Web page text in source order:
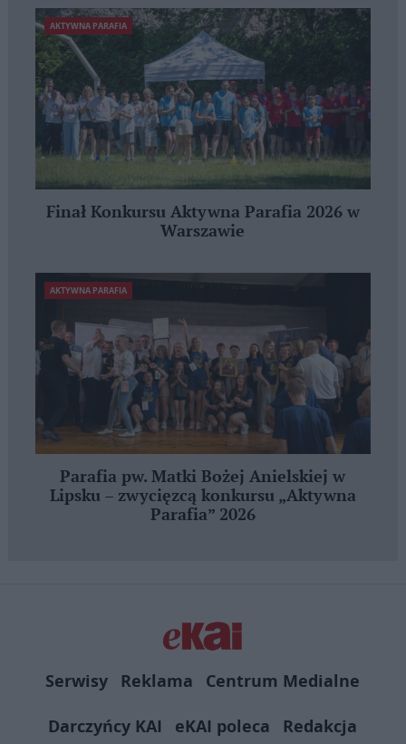
AKTYWNA PARAFIA
Finał Konkursu Aktywna Parafia 2026 w
Warszawie
AKTYWNA PARAFIA
Parafia pw. Matki Bożej Anielskiej w
Lipsku – zwycięzcą konkursu „Aktywna
Parafia” 2026
Serwisy Reklama
Centrum Medialne
Darczyńcy KAI
eKAI poleca Redakcja